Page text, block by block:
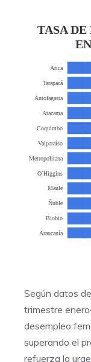
Según datos
trimestre
desempleo
superando el
refuerza la